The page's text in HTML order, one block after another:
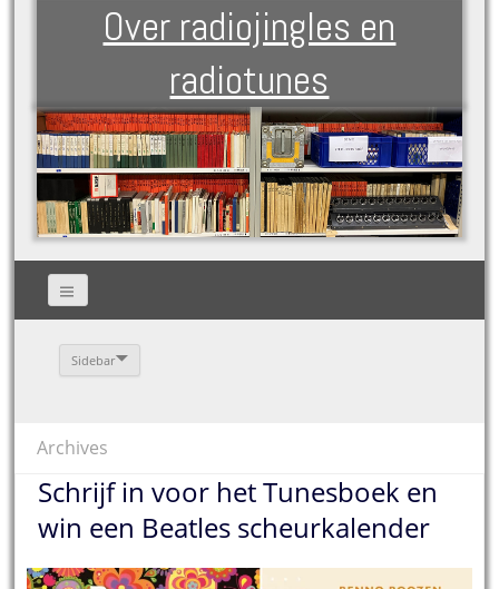
Over radiojingles en
radiotunes
Sidebar
Archives
Schrijf in voor het Tunesboek en
win een Beatles scheurkalender